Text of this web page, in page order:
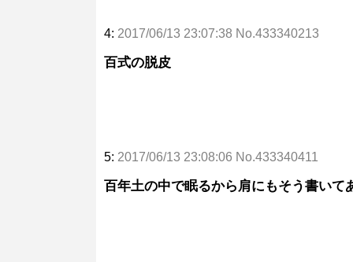
4: 2017/06/13 23:07:38 No.433340213
百式の脱皮
5: 2017/06/13 23:08:06 No.433340411
百年土の中で眠るから肩にもそう書いて